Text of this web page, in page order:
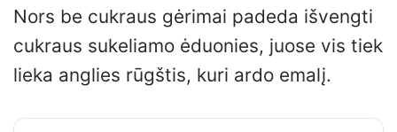
Nors be cukraus gėrimai padeda išvengti
cukraus sukeliamo ėduonies, juose vis tiek
lieka anglies rūgštis, kuri ardo emalį.